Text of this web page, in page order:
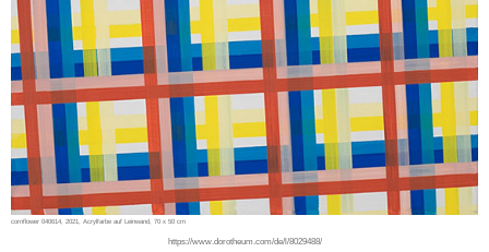
cornflower 040614, 2021, Acrylfarbe auf Leinwand, 70 x 50 cm
https://www.dorotheum.com/de/l/8029488/